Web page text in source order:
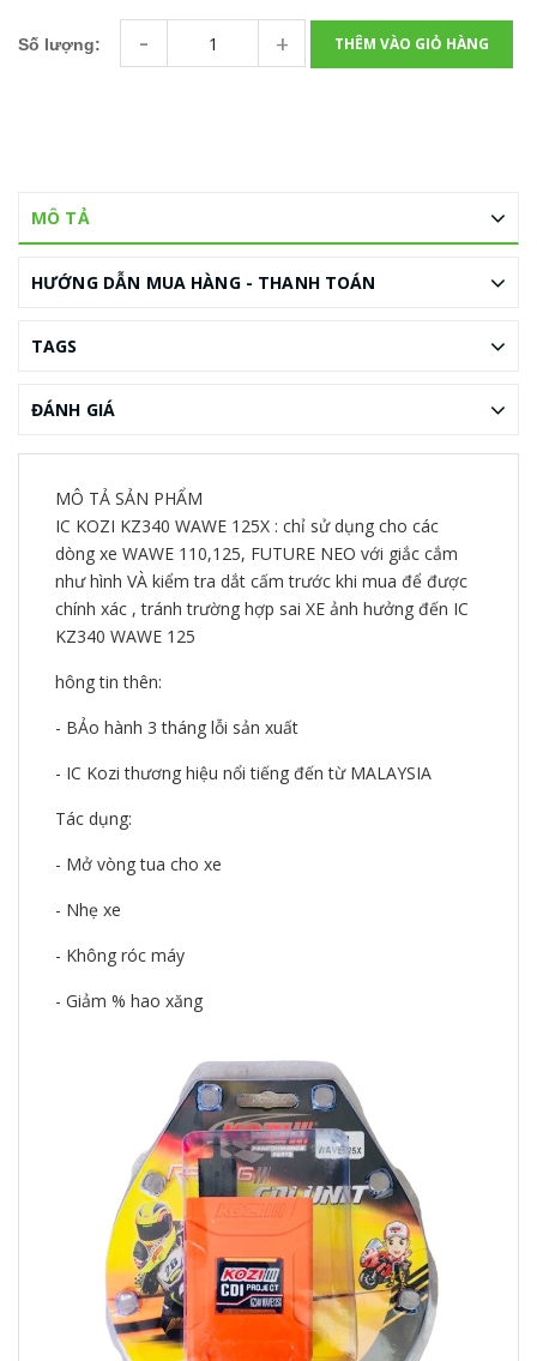
Số lượng: - + THÊM VÀO GIỎ HÀNG
MÔ TẢ
HƯỚNG DẪN MUA HÀNG - THANH TOÁN
TAGS
ĐÁNH GIÁ
MÔ TẢ SẢN PHẨM
IC KOZI KZ340 WAWE 125X : chỉ sử dụng cho các
dòng xe WAWE 110,125, FUTURE NEO với giắc cắm
như hình VÀ kiểm tra dắt cấm trước khi mua để được
chính xác , tránh trường hợp sai XE ảnh hưởng đến IC
KZ340 WAWE 125
hông tin thên:
- BẢo hành 3 tháng lỗi sản xuất
- IC Kozi thương hiệu nổi tiếng đến từ MALAYSIA
Tác dụng:
- Mở vòng tua cho xe
- Nhẹ xe
- Không róc máy
- Giảm % hao xăng